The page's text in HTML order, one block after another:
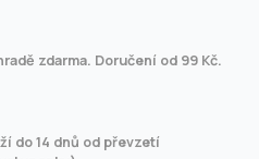
zdarma. Doručení od 99 Kč.
do 14 dnů od převzetí